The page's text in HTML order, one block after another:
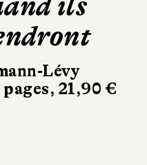
C'est
d'un amour
Récamier